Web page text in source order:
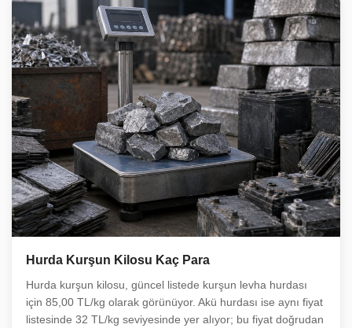
Hurda Kurşun Kilosu Kaç Para
Hurda kurşun kilosu, güncel listede kurşun levha hurdası
için 85,00 TL/kg olarak görünüyor. Akü hurdası ise aynı fiyat
listesinde 32 TL/kg seviyesinde yer alıyor; bu fiyat doğrudan